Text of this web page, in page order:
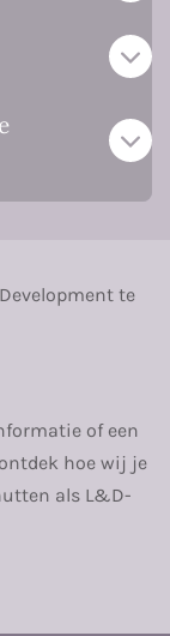
te
of een
hoe wij je
als L&D-